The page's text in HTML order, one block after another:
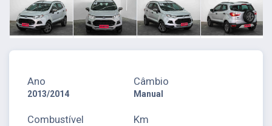
Ano
2013/2014
Câmbio
Manual
Combustível Km